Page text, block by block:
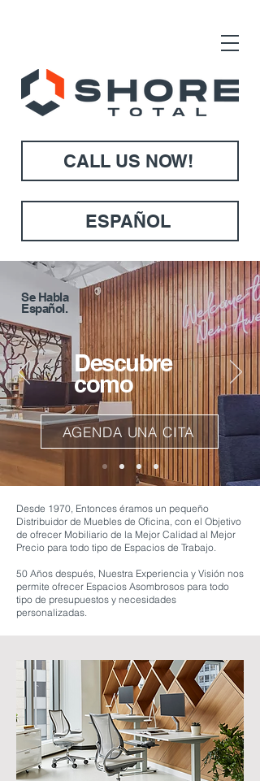
ESPAÑOL
CALL US NOW!
Se Habla
Español.
Descubre
como
AGENDA UNA CITA
Desde 1970, Entonces éramos un pequeño
Distribuidor de Muebles de Oficina, con el Objetivo
de ofrecer Mobiliario de la Mejor Calidad al Mejor
Precio para todo tipo de Espacios de Trabajo.
50 Años después, Nuestra Experiencia y Visión nos
permite ofrecer Espacios Asombrosos para todo
tipo de presupuestos y necesidades
personalizadas.